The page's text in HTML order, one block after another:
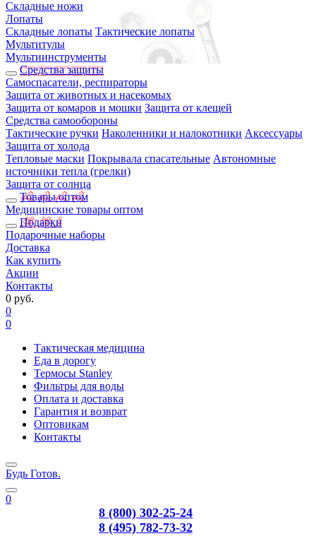
Складные ножи
Лопаты
Складные лопаты Тактические лопаты
Мультитулы
Мультиинструменты
Средства защиты
Самоспасатели, респираторы
Защита от животных и насекомых
Защита от комаров и мошки Защита от клещей
Средства самообороны
Тактические ручки Наколенники и налокотники Аксессуары
Защита от холода
Тепловые маски Покрывала спасательные Автономные
источники тепла (грелки)
Защита от солнца
Товары оптом
Медицинские товары оптом
Подарки
Подарочные наборы
Доставка
Как купить
Акции
Контакты
0 руб.
0
0
Тактическая медицина
Еда в дорогу
Термосы Stanley
Фильтры для воды
Оплата и доставка
Гарантия и возврат
Оптовикам
Контакты
Будь Готов.
0
8 (800) 302-25-24
8 (495) 782-73-32